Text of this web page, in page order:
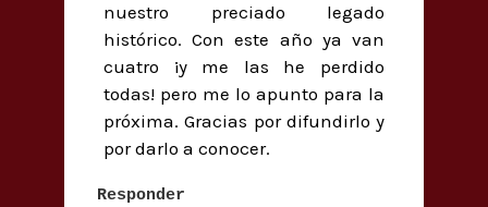
nuestro preciado legado
histórico. Con este año ya van
cuatro ¡y me las he perdido
todas! pero me lo apunto para la
próxima. Gracias por difundirlo y
por darlo a conocer.
Responder